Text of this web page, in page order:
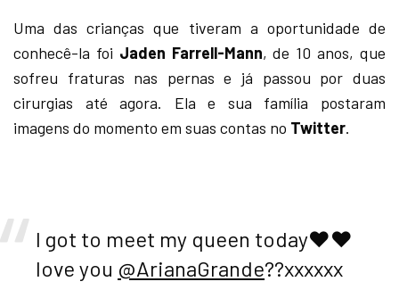
Uma das crianças que tiveram a oportunidade de
conhecê-la foi Jaden Farrell-Mann, de 10 anos, que
sofreu fraturas nas pernas e já passou por duas
cirurgias até agora. Ela e sua família postaram
imagens do momento em suas contas no Twitter.
I got to meet my queen today❤❤
love you @ArianaGrande??xxxxxx